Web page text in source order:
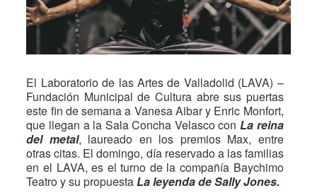
El Laboratorio de las Artes de Valladolid (LAVA) –
Fundación Municipal de Cultura abre sus puertas
este fin de semana a Vanesa Aibar y Enric Monfort,
que llegan a la Sala Concha Velasco conLa reina
del metal, laureado en los premios Max, entre
otras citas. El domingo, día reservado a las familias
en el LAVA, es el turno de la compañía Baychimo
Teatro y su propuestaLa leyenda de Sally Jones.